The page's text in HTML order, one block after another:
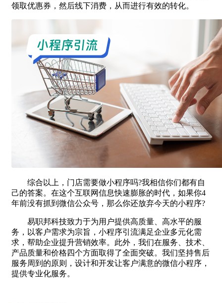
领取优惠券，然后线下消费，从而进行有效的转化。
综合以上，门店需要做小程序吗?我相信你们都有自
己的答案。在这个互联网信息快速膨胀的时代，如果你4
年前没有抓到微信公众号，那么你还放弃今天的小程序?
易职邦科技致力于为用户提供高质量、高水平的服
务，以客户需求为宗旨，小程序引流满足企业多元化需
求，帮助企业提升营销效率。此外，我们在服务、技术、
产品质量和价格四个方面取得了全面突破。我们坚持售后
服务周到的原则，设计和开发让客户满意的微信小程序，
提供专业化服务。